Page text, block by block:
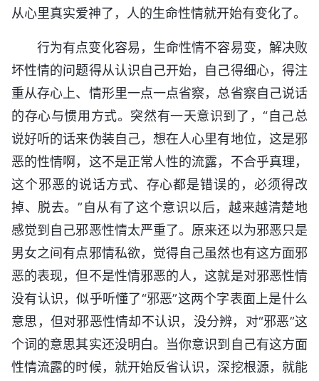
从心里真实爱神了，人的生命性情就开始有变化了。
行为有点变化容易，生命性情不容易变，解决败
坏性情的问题得从认识自己开始，自己得细心，得注
重从存心上、情形里一点一点省察，总省察自己说话
的存心与惯用方式。突然有一天意识到了，“自己总
说好听的话来伪装自己，想在人心里有地位，这是邪
恶的性情啊，这不是正常人性的流露，不合乎真理，
这个邪恶的说话方式、存心都是错误的，必须得改
掉、脱去。”自从有了这个意识以后，越来越清楚地
感觉到自己邪恶性情太严重了。原来还以为邪恶只是
男女之间有点邪情私欲，觉得自己虽然也有这方面邪
恶的表现，但不是性情邪恶的人，这就是对邪恶性情
没有认识，似乎听懂了“邪恶”这两个字表面上是什么
意思，但对邪恶性情却不认识，没分辨，对“邪恶”这
个词的意思其实还没明白。当你意识到自己有这方面
性情流露的时候，就开始反省认识，深挖根源，就能